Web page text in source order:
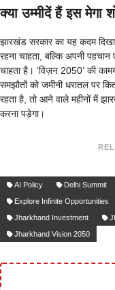
क्या उम्मीदें हैं इस मेगा
झारखंड सरकार का यह कदम
रहना चाहता, बल्कि अपनी
चाहता है। ‘विज़न 2050’ की
समझौतों को जमीनी धरातल पर
रहता है, तो आने वाले महीनों में
करना पड़ेगा।
AI Policy Delhi Summit
Explore Infinite Opportunities
Jharkhand Investment
Jharkhand Vision 2050